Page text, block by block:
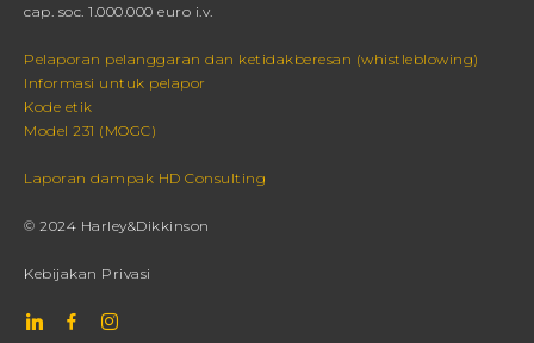
cap. soc. 1.000.000 euro i.v.
Pelaporan pelanggaran dan ketidakberesan (whistleblowing)
Informasi untuk pelapor
Kode etik
Model 231 (MOGC)
Laporan dampak HD Consulting
© 2024 Harley&Dikkinson
Kebijakan Privasi